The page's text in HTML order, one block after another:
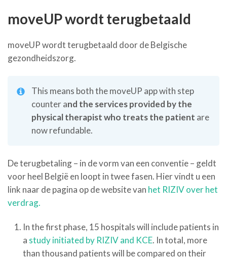
moveUP wordt terugbetaald
moveUP wordt terugbetaald door de Belgische
gezondheidszorg.
This means both the moveUP app with step
counter and the services provided by the
physical therapist who treats the patient are
now refundable.
De terugbetaling – in de vorm van een conventie – geldt
voor heel België en loopt in twee fasen. Hier vindt u een
link naar de pagina op de website van het RIZIV over het
verdrag.
In the first phase, 15 hospitals will include patients in
a study initiated by RIZIV and KCE. In total, more
than thousand patients will be compared on their